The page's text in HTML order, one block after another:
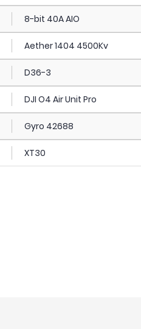
8-bit 40A AIO
Aether 1404 4500Kv
D36-3
DJI O4 Air Unit Pro
Gyro 42688
XT30